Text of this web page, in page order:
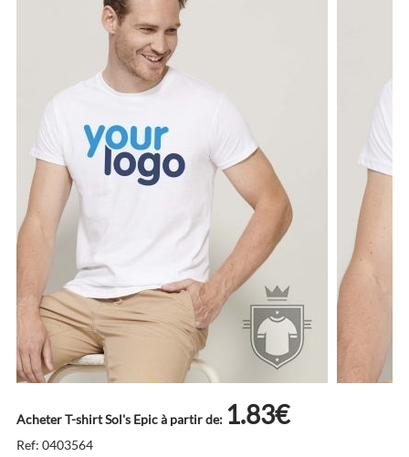
Acheter T-shirt Sol's Epic à partir de: 1.83€
Ref: 0403564